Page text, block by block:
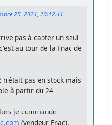
25, 2021, 20:12:41
pas à capter un seul
au tour de la Fnac de
pas en stock mais
à partir du 24
je commande
(vendeur Fnac).